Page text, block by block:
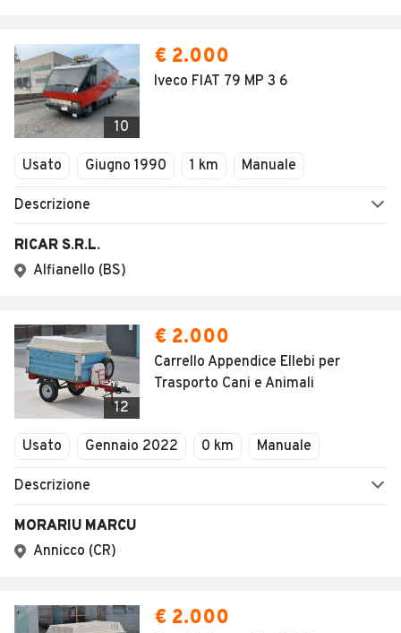
10
€ 2.000
Iveco FIAT 79 MP 3 6
Usato Giugno 1990 1 km Manuale
Descrizione
RICAR S.R.L.
Alfianello (BS)
12
€ 2.000
Carrello Appendice Ellebi per
Trasporto Cani e Animali
Usato Gennaio 2022 0 km Manuale
Descrizione
MORARIU MARCU
Annicco (CR)
€ 2.000